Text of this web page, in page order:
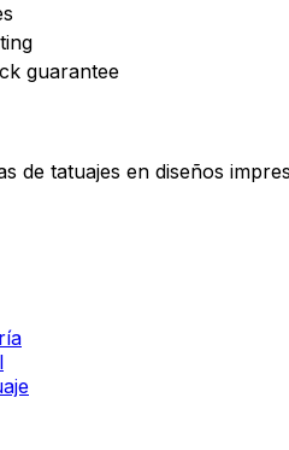
guarantee
de tatuajes en diseños